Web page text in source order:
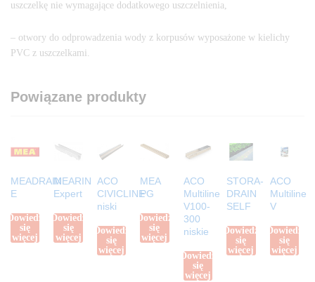
uszczelkę nie wymagające dodatkowego uszczelnienia,
– otwory do odprowadzenia wody z korpusów wyposażone w kielichy
PVC z uszczelkami.
Powiązane produkty
MEADRAIN
E
Dowiedz
się
więcej
MEARIN
Expert
Dowiedz
się
więcej
ACO
CIVICLINE
niski
Dowiedz
się
więcej
MEA
PG
Dowiedz
się
więcej
ACO
Multiline
V100-
300
niskie
Dowiedz
się
więcej
STORA-
DRAIN
SELF
Dowiedz
się
więcej
ACO
Multiline
V
Dowiedz
się
więcej